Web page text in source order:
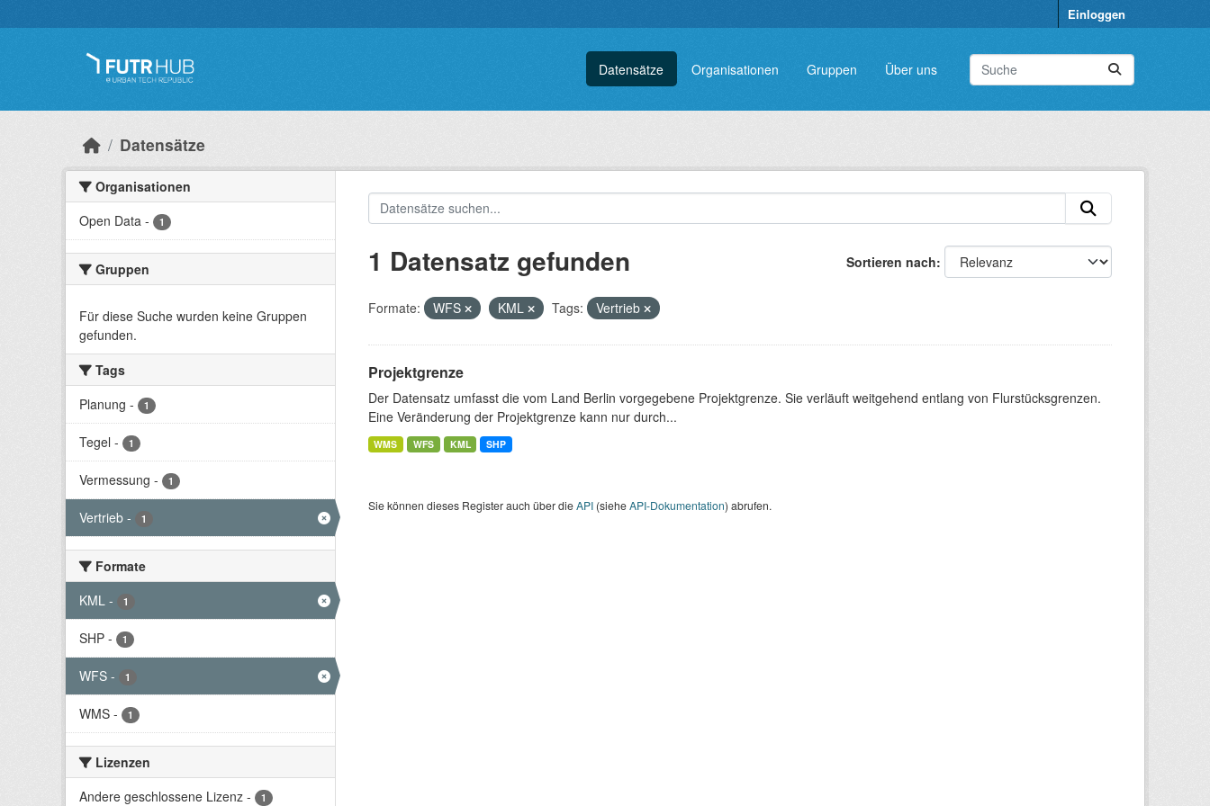
Einloggen
Datensätze Organisationen Gruppen Über uns
Datensätze
Organisationen
Open Data - 1
Gruppen
Für diese Suche wurden keine Gruppen
gefunden.
Tags
Planung - 1
Tegel - 1
Vermessung - 1
Vertrieb - 1
Formate
KML - 1
SHP - 1
WFS - 1
WMS - 1
Lizenzen
Andere geschlossene Lizenz - 1
Sortieren nach
1 Datensatz gefunden
Formate: WFS KML Tags: Vertrieb
Projektgrenze
Der Datensatz umfasst die vom Land Berlin vorgegebene Projektgrenze. Sie verläuft weitgehend entlang von Flurstücksgrenzen.
Eine Veränderung der Projektgrenze kann nur durch...
WMS WFS KML SHP
Sie können dieses Register auch über dieAPI(sieheAPI-Dokumentation) abrufen.